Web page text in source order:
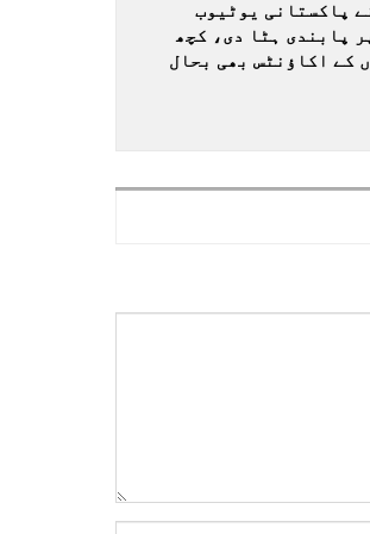
پاکستانی یوٹیوب
پابندی ہٹا دی، کچھ
کے اکاؤنٹس بھی بحال